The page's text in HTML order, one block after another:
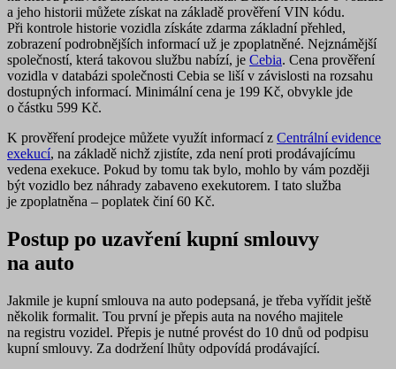
a jeho historii můžete získat na základě prověření VIN kódu.
Při kontrole historie vozidla získáte zdarma základní přehled,
zobrazení podrobnějších informací už je zpoplatněné. Nejznámější
společností, která takovou službu nabízí, je Cebia. Cena prověření
vozidla v databázi společnosti Cebia se liší v závislosti na rozsahu
dostupných informací. Minimální cena je 199 Kč, obvykle jde
o částku 599 Kč.
K prověření prodejce můžete využít informací z Centrální evidence
exekucí, na základě nichž zjistíte, zda není proti prodávajícímu
vedena exekuce. Pokud by tomu tak bylo, mohlo by vám později
být vozidlo bez náhrady zabaveno exekutorem. I tato služba
je zpoplatněna – poplatek činí 60 Kč.
Postup po uzavření kupní smlouvy
na auto
Jakmile je kupní smlouva na auto podepsaná, je třeba vyřídit ještě
několik formalit. Tou první je přepis auta na nového majitele
na registru vozidel. Přepis je nutné provést do 10 dnů od podpisu
kupní smlouvy. Za dodržení lhůty odpovídá prodávající.